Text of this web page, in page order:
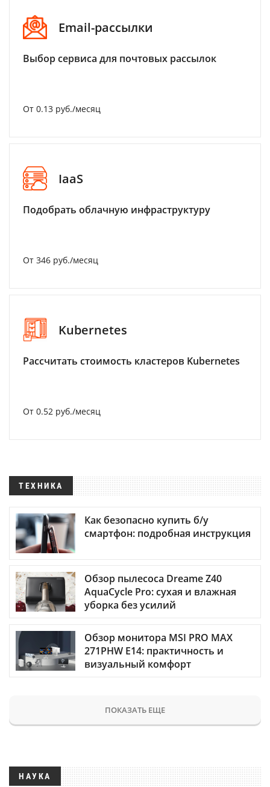
Email-рассылки
Выбор сервиса для почтовых рассылок
От 0.13 руб./месяц
IaaS
Подобрать облачную инфраструктуру
От 346 руб./месяц
Kubernetes
Рассчитать стоимость кластеров Kubernetes
От 0.52 руб./месяц
ТЕХНИКА
Как безопасно купить б/у
смартфон: подробная инструкция
Обзор пылесоса Dreame Z40
AquaCycle Pro: сухая и влажная
уборка без усилий
Обзор монитора MSI PRO MAX
271PHW E14: практичность и
визуальный комфорт
ПОКАЗАТЬ ЕЩЕ
НАУКА